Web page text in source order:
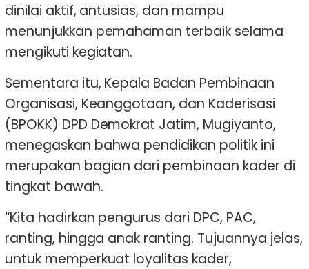
dinilai aktif, antusias, dan mampu
menunjukkan pemahaman terbaik selama
mengikuti kegiatan.
Sementara itu, Kepala Badan Pembinaan
Organisasi, Keanggotaan, dan Kaderisasi
(BPOKK) DPD Demokrat Jatim, Mugiyanto,
menegaskan bahwa pendidikan politik ini
merupakan bagian dari pembinaan kader di
tingkat bawah.
“Kita hadirkan pengurus dari DPC, PAC,
ranting, hingga anak ranting. Tujuannya jelas,
untuk memperkuat loyalitas kader,